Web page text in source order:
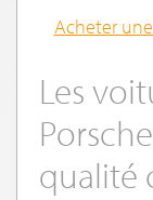
Acheter
Les
qualité